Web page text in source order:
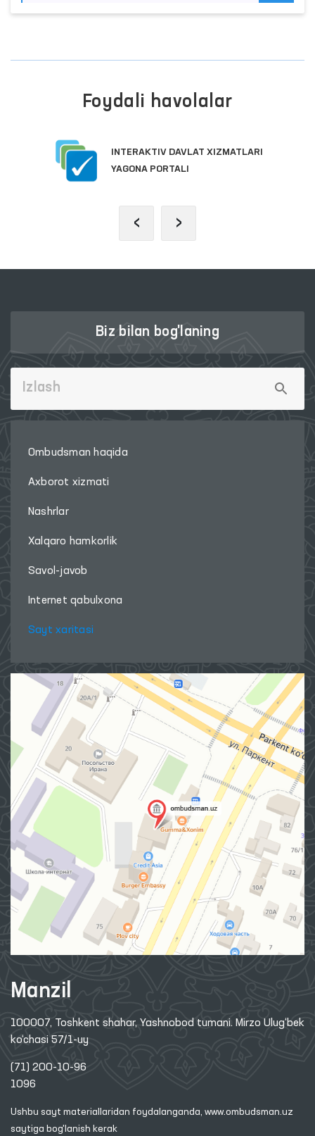
Foydali havolalar
INTERAKTIV DAVLAT XIZMATLARI
YAGONA PORTALI
‹ ›
Biz bilan bog'laning
Ombudsman haqida
Axborot xizmati
Nashrlar
Xalqaro hamkorlik
Savol-javob
Internet qabulxona
Sayt xaritasi
Manzil
100007, Toshkent shahar, Yashnobod tumani. Mirzo Ulug‘bek
ko‘chasi 57/1-uy
(71) 200-10-96
1096
Ushbu sayt materiallaridan foydalanganda, www.ombudsman.uz
saytiga bog'lanish kerak